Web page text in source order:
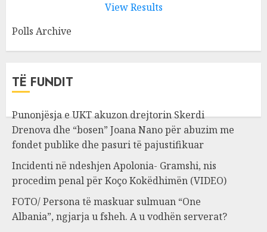
View Results
Polls Archive
TË FUNDIT
Punonjësja e UKT akuzon drejtorin Skerdi
Drenova dhe “bosen” Joana Nano për abuzim me
fondet publike dhe pasuri të pajustifikuar
Incidenti në ndeshjen Apolonia- Gramshi, nis
procedim penal për Koço Kokëdhimën (VIDEO)
FOTO/ Persona të maskuar sulmuan “One
Albania”, ngjarja u fsheh. A u vodhën serverat?